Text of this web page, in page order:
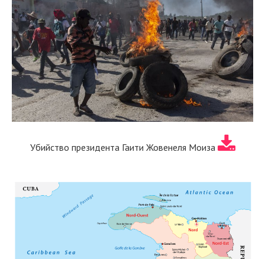
Убийство президента Гаити Жовенеля Моиза